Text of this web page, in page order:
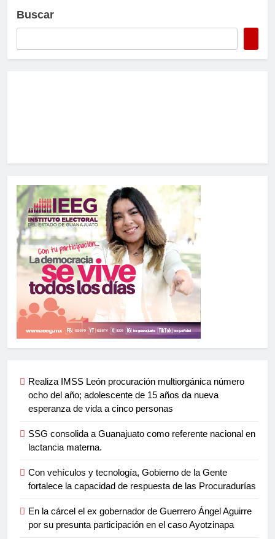
Buscar
Realiza IMSS León procuración multiorgánica número
ocho del año; adolescente de 15 años da nueva
esperanza de vida a cinco personas
SSG consolida a Guanajuato como referente nacional en
lactancia materna.
Con vehículos y tecnología, Gobierno de la Gente
fortalece la capacidad de respuesta de las Procuradurías
En la cárcel el ex gobernador de Guerrero Ángel Aguirre
por su presunta participación en el caso Ayotzinapa